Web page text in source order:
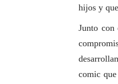
hijos y
Junto con
comic